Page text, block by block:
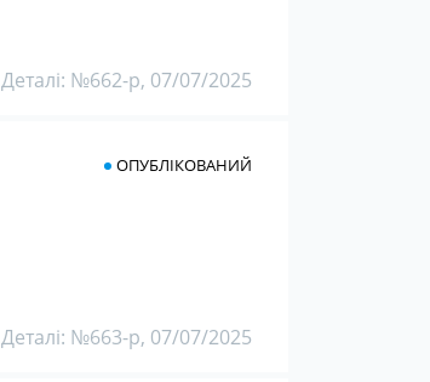
Деталі: №662-р, 07/07/2025
ОПУБЛІКОВАНИЙ
Деталі: №663-р, 07/07/2025